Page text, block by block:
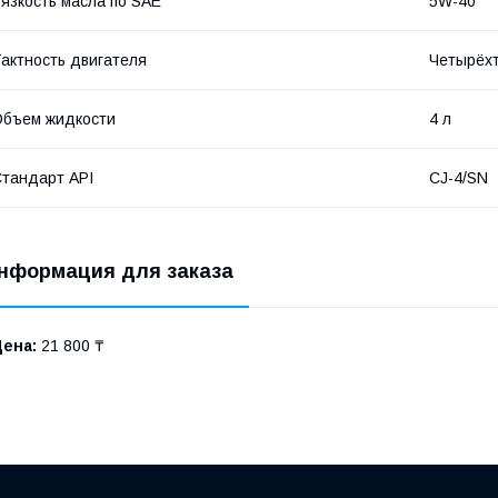
двигателя
жидкости 4 л
API CJ-4/SN
для заказа
21 800 ₸